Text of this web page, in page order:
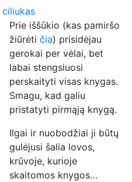
ciliukas
Prie iššūkio (kas pamiršo
žiūrėti čia) prisidėjau
gerokai per vėlai, bet
labai stengsiuosi
perskaityti visas knygas.
Smagu, kad galiu
pristatyti pirmąją knygą.
Ilgai ir nuobodžiai ji būtų
gulėjusi šalia lovos,
krūvoje, kurioje
skaitomos knygos…